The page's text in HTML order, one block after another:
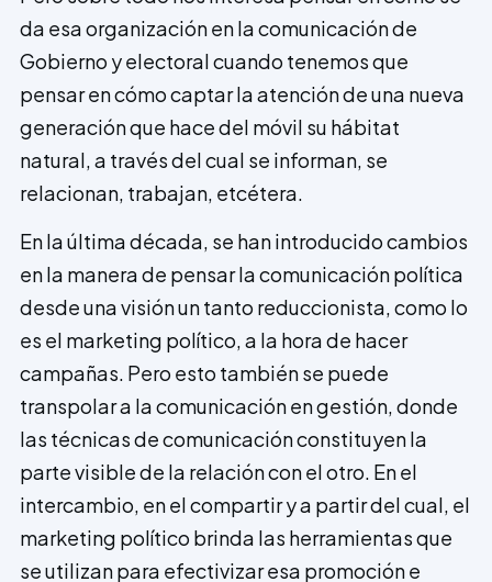
da esa organización en la comunicación de
Gobierno y electoral cuando tenemos que
pensar en cómo captar la atención de una nueva
generación que hace del móvil su hábitat
natural, a través del cual se informan, se
relacionan, trabajan, etcétera.
En la última década, se han introducido cambios
en la manera de pensar la comunicación política
desde una visión un tanto reduccionista, como lo
es el marketing político, a la hora de hacer
campañas. Pero esto también se puede
transpolar a la comunicación en gestión, donde
las técnicas de comunicación constituyen la
parte visible de la relación con el otro. En el
intercambio, en el compartir y a partir del cual, el
marketing político brinda las herramientas que
se utilizan para efectivizar esa promoción e